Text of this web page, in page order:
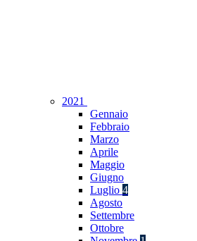
2021
Gennaio
Febbraio
Marzo
Aprile
Maggio
Giugno
Luglio 4
Agosto
Settembre
Ottobre